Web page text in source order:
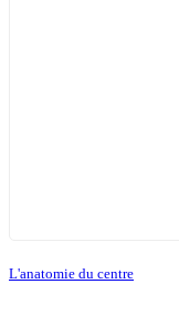
L'anatomie du centre